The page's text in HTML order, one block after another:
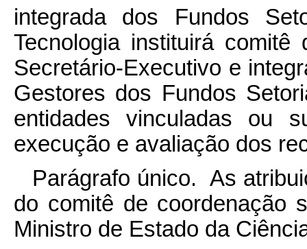
integrada dos Fundos
Tecnologia instituirá
Secretário-Executivo e
Gestores dos Fundos
entidades vinculadas ou
execução e avaliação dos
Parágrafo único. As
do comitê de coordenação
Ministro de Estado da